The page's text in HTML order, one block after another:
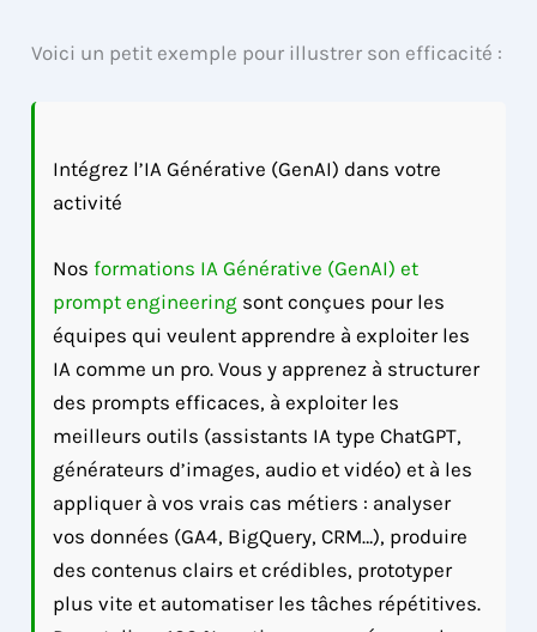
Voici un petit exemple pour illustrer son efficacité :
Intégrez l’IA Générative (GenAI) dans votre
activité
Nosformations IA Générative (GenAI) et
prompt engineering sont conçues pour les
équipes qui veulent apprendre à exploiter les
IA comme un pro. Vous y apprenez à structurer
des prompts efficaces, à exploiter les
meilleurs outils (assistants IA type ChatGPT,
générateurs d’images, audio et vidéo) et à les
appliquer à vos vrais cas métiers : analyser
vos données (GA4, BigQuery, CRM…), produire
des contenus clairs et crédibles, prototyper
plus vite et automatiser les tâches répétitives.